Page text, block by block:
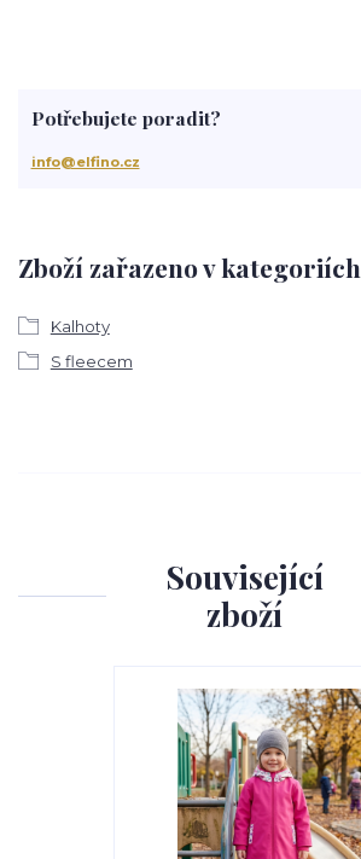
Zboží zařazeno v kategoriích
Kalhoty
S fleecem
Potřebujete poradit?
info@elfino.cz
Související
zboží